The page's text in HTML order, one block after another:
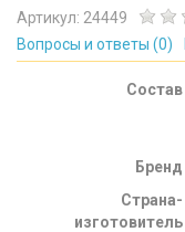
Артикул: 24449
Вопросы и ответы (0)
Состав
Бренд
Страна-
изготовитель